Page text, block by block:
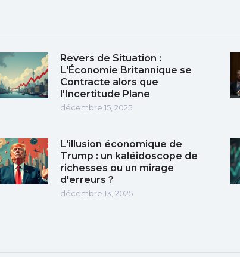
Revers de Situation :
L'Économie Britannique se
Contracte alors que
l'Incertitude Plane
décembre 15, 2025
L'illusion économique de
Trump : un kaléidoscope de
richesses ou un mirage
d'erreurs ?
décembre 13, 2025